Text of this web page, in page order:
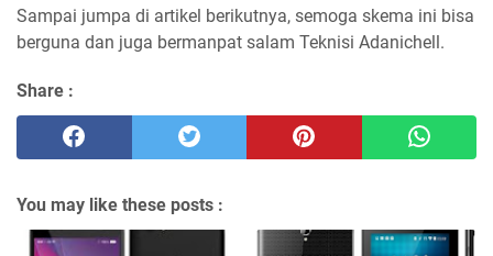
Sampai jumpa di artikel berikutnya, semoga skema ini bisa
berguna dan juga bermanpat salam Teknisi Adanichell.
Share :
You may like these posts :